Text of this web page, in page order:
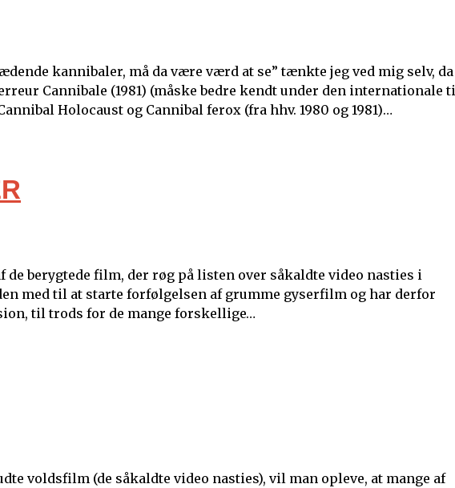
kannibaler, må da være værd at se” tænkte jeg ved mig selv, da
Cannibale (1981) (måske bedre kendt under den internationale
Holocaust og Cannibal ferox (fra hhv. 1980 og 1981)…
berygtede film, der røg på listen over såkaldte video nasties i
med til at starte forfølgelsen af grumme gyserfilm og har derfor
til trods for de mange forskellige…
voldsfilm (de såkaldte video nasties), vil man opleve, at mange af